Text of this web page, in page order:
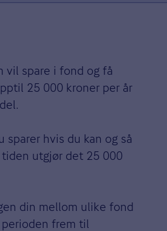
vil spare i fond og få
25 000 kroner per år
sparer hvis du kan og så
utgjør det 25 000
din mellom ulike fond
frem til